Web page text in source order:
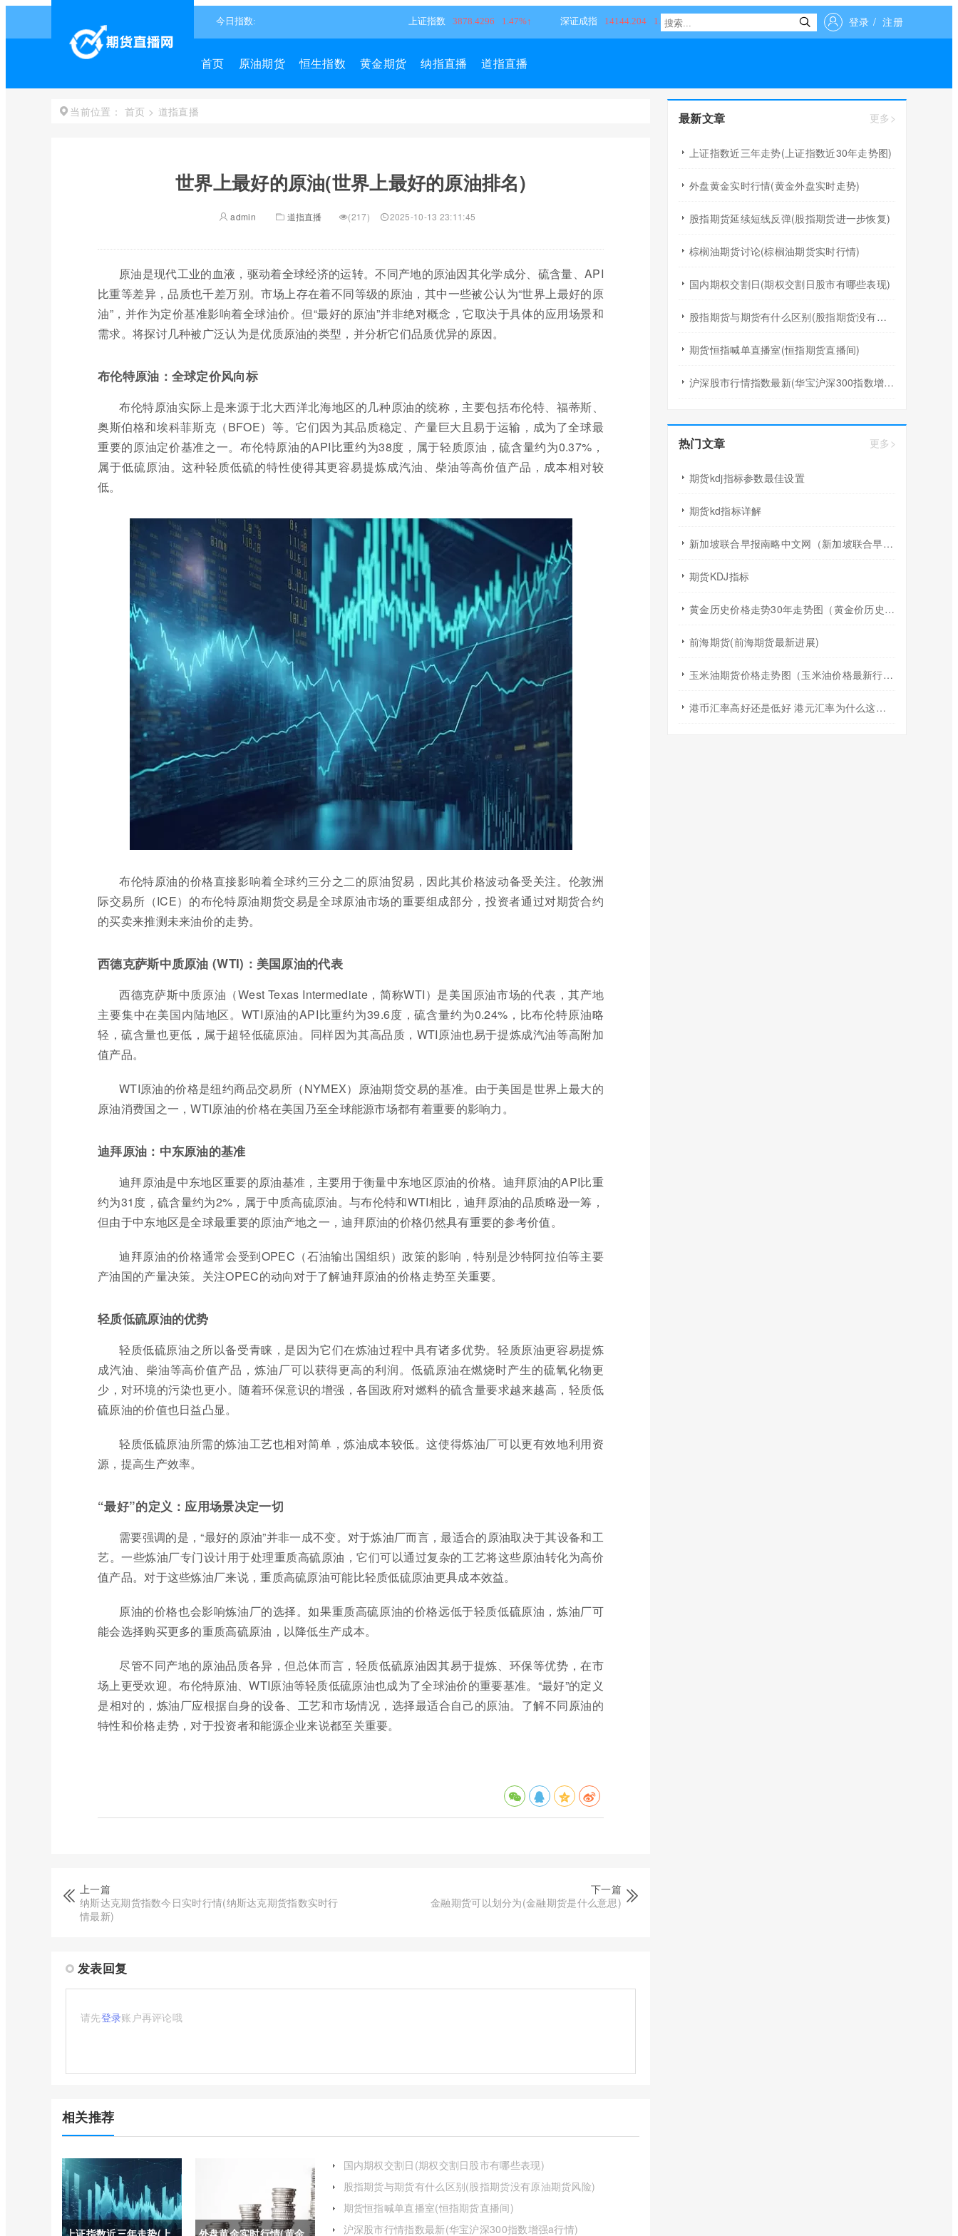
登录 / 注册
首页 原油期货 恒生指数 黄金期货 纳指直播 道指直播
当前位置： 首页 > 道指直播
世界上最好的原油(世界上最好的原油排名)
admin 道指直播 (217) 2025-10-13 23:11:45
原油是现代工业的血液，驱动着全球经济的运转。不同产地的原油因其化学成分、硫含量、API
比重等差异，品质也千差万别。市场上存在着不同等级的原油，其中一些被公认为“世界上最好的原
油”，并作为定价基准影响着全球油价。但“最好的原油”并非绝对概念，它取决于具体的应用场景和
需求。将探讨几种被广泛认为是优质原油的类型，并分析它们品质优异的原因。
布伦特原油：全球定价风向标
布伦特原油实际上是来源于北大西洋北海地区的几种原油的统称，主要包括布伦特、福蒂斯、
奥斯伯格和埃科菲斯克（BFOE）等。它们因为其品质稳定、产量巨大且易于运输，成为了全球最
重要的原油定价基准之一。布伦特原油的API比重约为38度，属于轻质原油，硫含量约为0.37%，
属于低硫原油。这种轻质低硫的特性使得其更容易提炼成汽油、柴油等高价值产品，成本相对较
低。
布伦特原油的价格直接影响着全球约三分之二的原油贸易，因此其价格波动备受关注。伦敦洲
际交易所（ICE）的布伦特原油期货交易是全球原油市场的重要组成部分，投资者通过对期货合约
的买卖来推测未来油价的走势。
西德克萨斯中质原油 (WTI)：美国原油的代表
西德克萨斯中质原油（West Texas Intermediate，简称WTI）是美国原油市场的代表，其产地
主要集中在美国内陆地区。WTI原油的API比重约为39.6度，硫含量约为0.24%，比布伦特原油略
轻，硫含量也更低，属于超轻低硫原油。同样因为其高品质，WTI原油也易于提炼成汽油等高附加
值产品。
WTI原油的价格是纽约商品交易所（NYMEX）原油期货交易的基准。由于美国是世界上最大的
原油消费国之一，WTI原油的价格在美国乃至全球能源市场都有着重要的影响力。
迪拜原油：中东原油的基准
迪拜原油是中东地区重要的原油基准，主要用于衡量中东地区原油的价格。迪拜原油的API比重
约为31度，硫含量约为2%，属于中质高硫原油。与布伦特和WTI相比，迪拜原油的品质略逊一筹，
但由于中东地区是全球最重要的原油产地之一，迪拜原油的价格仍然具有重要的参考价值。
迪拜原油的价格通常会受到OPEC（石油输出国组织）政策的影响，特别是沙特阿拉伯等主要
产油国的产量决策。关注OPEC的动向对于了解迪拜原油的价格走势至关重要。
轻质低硫原油的优势
轻质低硫原油之所以备受青睐，是因为它们在炼油过程中具有诸多优势。轻质原油更容易提炼
成汽油、柴油等高价值产品，炼油厂可以获得更高的利润。低硫原油在燃烧时产生的硫氧化物更
少，对环境的污染也更小。随着环保意识的增强，各国政府对燃料的硫含量要求越来越高，轻质低
硫原油的价值也日益凸显。
轻质低硫原油所需的炼油工艺也相对简单，炼油成本较低。这使得炼油厂可以更有效地利用资
源，提高生产效率。
“最好”的定义：应用场景决定一切
需要强调的是，“最好的原油”并非一成不变。对于炼油厂而言，最适合的原油取决于其设备和工
艺。一些炼油厂专门设计用于处理重质高硫原油，它们可以通过复杂的工艺将这些原油转化为高价
值产品。对于这些炼油厂来说，重质高硫原油可能比轻质低硫原油更具成本效益。
原油的价格也会影响炼油厂的选择。如果重质高硫原油的价格远低于轻质低硫原油，炼油厂可
能会选择购买更多的重质高硫原油，以降低生产成本。
尽管不同产地的原油品质各异，但总体而言，轻质低硫原油因其易于提炼、环保等优势，在市
场上更受欢迎。布伦特原油、WTI原油等轻质低硫原油也成为了全球油价的重要基准。“最好”的定义
是相对的，炼油厂应根据自身的设备、工艺和市场情况，选择最适合自己的原油。了解不同原油的
特性和价格走势，对于投资者和能源企业来说都至关重要。
上一篇
纳斯达克期货指数今日实时行情(纳斯达克期货指数实时行
情最新)
下一篇
金融期货可以划分为(金融期货是什么意思)
发表回复
请先登录账户再评论哦
相关推荐
上证指数近三年走势(上 外盘黄金实时行情(黄金
国内期权交割日(期权交割日股市有哪些表现)
股指期货与期货有什么区别(股指期货没有原油期货风险)
期货恒指喊单直播室(恒指期货直播间)
沪深股市行情指数最新(华宝沪深300指数增强a行情)
最新文章 更多>
上证指数近三年走势(上证指数近30年走势图)
外盘黄金实时行情(黄金外盘实时走势)
股指期货延续短线反弹(股指期货进一步恢复)
棕榈油期货讨论(棕榈油期货实时行情)
国内期权交割日(期权交割日股市有哪些表现)
股指期货与期货有什么区别(股指期货没有原油期货风险)
期货恒指喊单直播室(恒指期货直播间)
沪深股市行情指数最新(华宝沪深300指数增强a行情)
热门文章 更多>
期货kdj指标参数最佳设置
期货kd指标详解
新加坡联合早报南略中文网（新加坡联合早报南略网）
期货KDJ指标
黄金历史价格走势30年走势图（黄金价历史走势图十年）
前海期货(前海期货最新进展)
玉米油期货价格走势图（玉米油价格最新行情走势）
港币汇率高好还是低好 港元汇率为什么这么强